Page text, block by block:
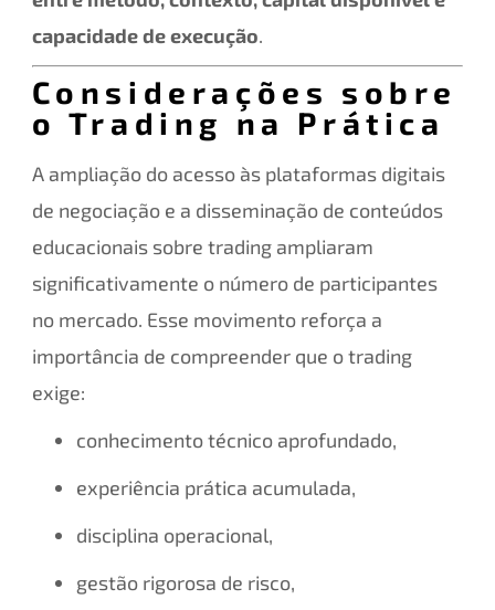
capacidade de execução.
Considerações sobre
o Trading na Prática
A ampliação do acesso às plataformas digitais
de negociação e a disseminação de conteúdos
educacionais sobre trading ampliaram
significativamente o número de participantes
no mercado. Esse movimento reforça a
importância de compreender que o trading
exige:
conhecimento técnico aprofundado,
experiência prática acumulada,
disciplina operacional,
gestão rigorosa de risco,